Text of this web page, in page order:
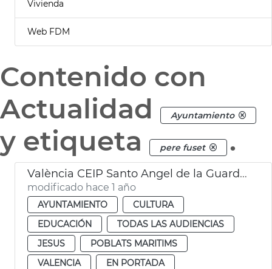
Vivienda
Web FDM
Contenido con
Actualidad
Ayuntamiento
y etiqueta pere fuset .
València CEIP Santo Angel de la Guarda y CEIP San José de Calasanz
modificado hace 1 año
AYUNTAMIENTO
CULTURA
EDUCACIÓN
TODAS LAS AUDIENCIAS
JESUS
POBLATS MARITIMS
VALENCIA
EN PORTADA